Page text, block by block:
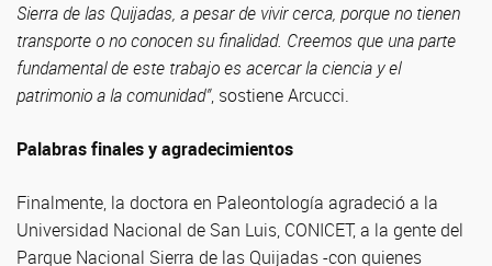
Sierra de las Quijadas, a pesar de vivir cerca, porque no tienen
transporte o no conocen su finalidad. Creemos que una parte
fundamental de este trabajo es acercar la ciencia y el
patrimonio a la comunidad”, sostiene Arcucci.
Palabras finales y agradecimientos
Finalmente, la doctora en Paleontología agradeció a la
Universidad Nacional de San Luis, CONICET, a la gente del
Parque Nacional Sierra de las Quijadas -con quienes